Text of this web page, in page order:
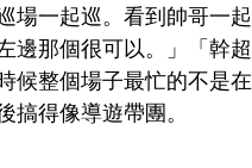
場一起巡。看到帥哥一
邊那個很可以。」「幹
候整個場子最忙的不是
搞得像導遊帶團。